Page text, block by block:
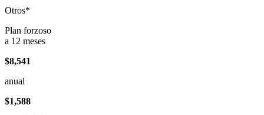
Otros*
Plan forzoso
a 12 meses
$8,541
anual
$1,588